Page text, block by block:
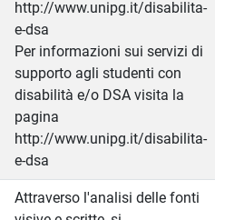
http://www.unipg.it/disabilita-
e-dsa
Per informazioni sui servizi di
supporto agli studenti con
disabilità e/o DSA visita la
pagina
http://www.unipg.it/disabilita-
e-dsa
Attraverso l'analisi delle fonti